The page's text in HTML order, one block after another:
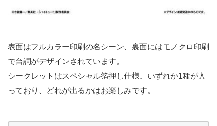
表面はフルカラー印刷の名シーン、裏面にはモノクロ印刷
で台詞がデザインされています。
シークレットはスペシャル箔押し仕様。いずれか1種が入
っており、どれが出るかはお楽しみです。